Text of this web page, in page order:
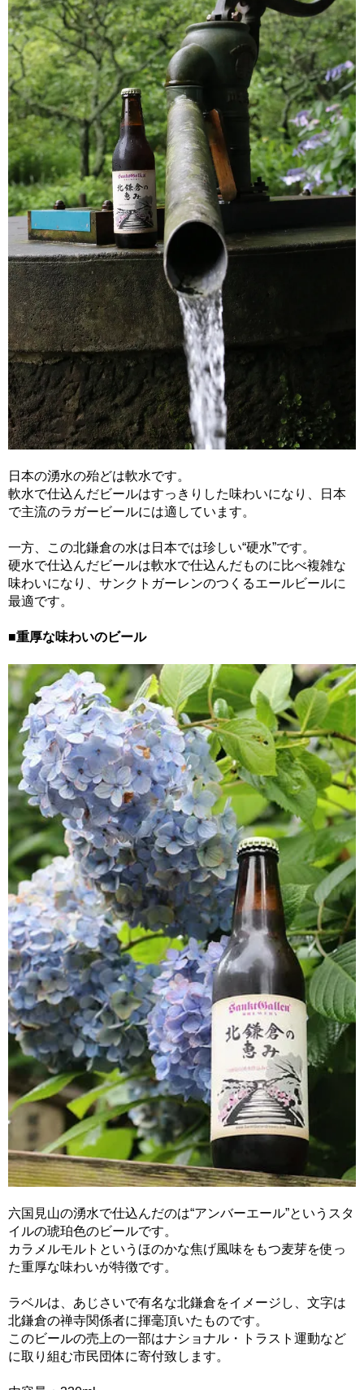
日本の湧水の殆どは軟水です。
軟水で仕込んだビールはすっきりした味わいになり、日本
で主流のラガービールには適しています。
一方、この北鎌倉の水は日本では珍しい“硬水”です。
硬水で仕込んだビールは軟水で仕込んだものに比べ複雑な
味わいになり、サンクトガーレンのつくるエールビールに
最適です。
■重厚な味わいのビール
六国見山の湧水で仕込んだのは“アンバーエール”というスタ
イルの琥珀色のビールです。
カラメルモルトというほのかな焦げ風味をもつ麦芽を使っ
た重厚な味わいが特徴です。
ラベルは、あじさいで有名な北鎌倉をイメージし、文字は
北鎌倉の禅寺関係者に揮毫頂いたものです。
このビールの売上の一部はナショナル・トラスト運動など
に取り組む市民団体に寄付致します。